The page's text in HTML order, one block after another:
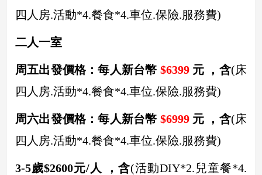
四人房.活動*4.餐食*4.車位.保險.服務費)
二人一室
周五出發價格：每人新台幣 $6399 元 ，含(床
四人房.活動*4.餐食*4.車位.保險.服務費)
周六出發價格：每人新台幣 $6999 元 ，含(床
四人房.活動*4.餐食*4.車位.保險.服務費)
3-5歲$2600元/人 ，含(活動DIY*2.兒童餐*4.